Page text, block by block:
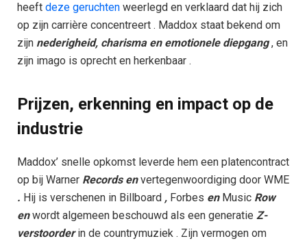
heeft deze geruchten weerlegd en verklaard dat hij zich
op zijn carrière concentreert . Maddox staat bekend om
zijn nederigheid, charisma en emotionele diepgang, en
zijn imago is oprecht en herkenbaar .
Prijzen, erkenning en impact op de
industrie
Maddox’ snelle opkomst leverde hem een platencontract
op bij Warner Records envertegenwoordiging door WME
. Hij is verschenen in Billboard , Forbes enMusic Row
enwordt algemeen beschouwd als een generatie Z-
verstoorderin de countrymuziek . Zijn vermogen om